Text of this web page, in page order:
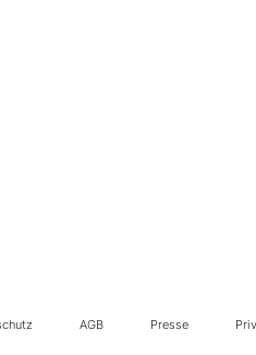
AGB Presse